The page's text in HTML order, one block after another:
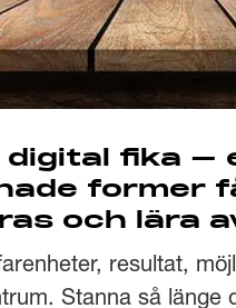
digital fika –
former
och lära
resultat,
Stanna så länge